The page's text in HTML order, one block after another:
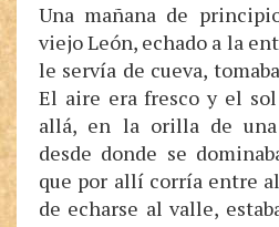
Una mañana de
viejo León, echado a la
le servía de cueva,
El aire era fresco y el
allá, en la orilla de una
desde donde se
que por allí corría entre
de echarse al valle,